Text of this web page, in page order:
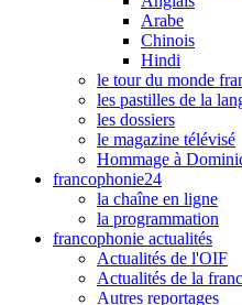
Arabe
Chinois
Hindi
le tour du monde
les pastilles de la
les dossiers
le magazine télévisé
Hommage à
francophonie24
la chaîne en ligne
la programmation
francophonie actualités
Actualités de l'OIF
Actualités de la
Autres reportages